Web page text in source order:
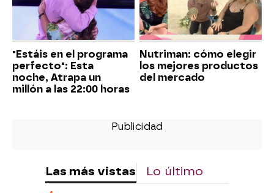
"Estáis en el programa
perfecto": Esta
noche, Atrapa un
millón a las 22:00 horas
Nutriman: cómo elegir
los mejores productos
del mercado
Las más vistas Lo último